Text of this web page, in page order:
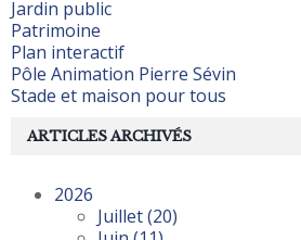
Jardin public
Patrimoine
Plan interactif
Pôle Animation Pierre Sévin
Stade et maison pour tous
ARTICLES ARCHIVÉS
2026
Juillet(20)